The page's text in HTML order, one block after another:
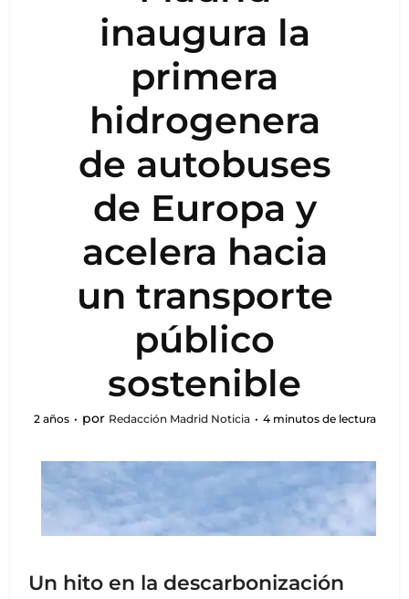
inaugura la
primera
hidrogenera
de autobuses
de Europa y
acelera hacia
un transporte
público
sostenible
2 años por Redacción Madrid Noticia 4 minutos de lectura
Un hito en la descarbonización